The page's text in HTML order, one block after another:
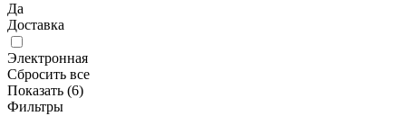
Да
Доставка
Электронная
Сбросить все
Показать (6)
Фильтры